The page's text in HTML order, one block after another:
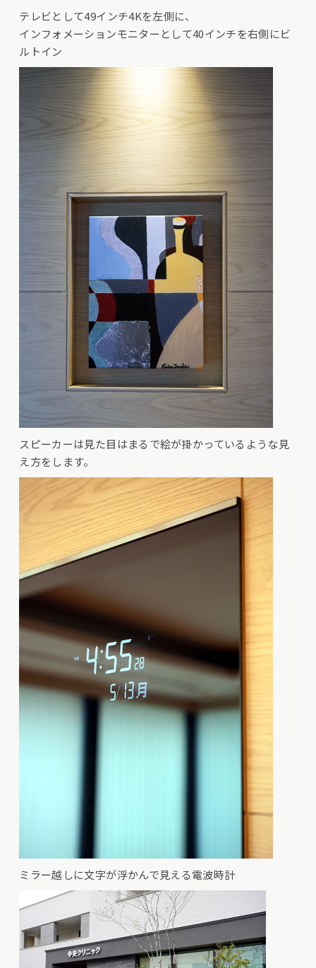
テレビとして49インチ4Kを左側に、
インフォメーションモニターとして40インチを右側にビ
ルトイン
スピーカーは見た目はまるで絵が掛かっているような見
え方をします。
ミラー越しに文字が浮かんで見える電波時計